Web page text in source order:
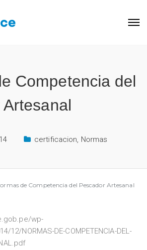
Competencia del
certificacion, Normas
de Competencia del Pescador Artesanal
wp-
12/NORMAS-DE-COMPETENCIA-DEL-